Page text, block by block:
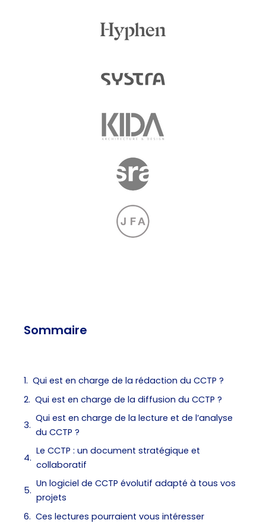
Sommaire
Qui est en charge de la rédaction du CCTP ?
Qui est en charge de la diffusion du CCTP ?
Qui est en charge de la lecture et de l’analyse
du CCTP ?
Le CCTP : un document stratégique et
collaboratif
Un logiciel de CCTP évolutif adapté à tous vos
projets
Ces lectures pourraient vous intéresser